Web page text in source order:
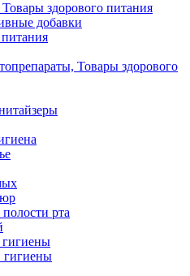
здорового питания
добавки
Товары здорового
рта
гигиены
гигиены